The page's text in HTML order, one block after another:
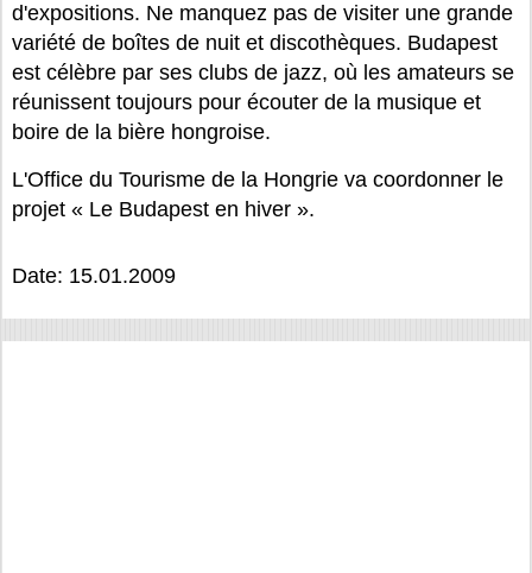
d'expositions. Ne manquez pas de visiter une grande
variété de boîtes de nuit et discothèques. Budapest
est célèbre par ses clubs de jazz, où les amateurs se
réunissent toujours pour écouter de la musique et
boire de la bière hongroise.
L'Office du Tourisme de la Hongrie va coordonner le
projet « Le Budapest en hiver ».
Date: 15.01.2009